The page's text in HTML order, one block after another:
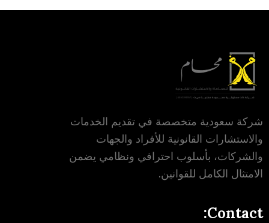
شركة سعودية متخصصة في تقديم الخدمات
والاستشارات القانونية للأفراد والجهات
والشركات، بأسلوب احترافي ونظامي يضمن
الامتثال الكامل للقوانين.
Contact: